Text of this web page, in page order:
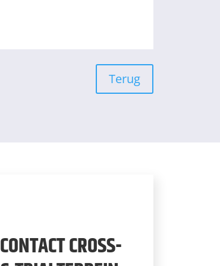
Terug
CONTACT CROSS-